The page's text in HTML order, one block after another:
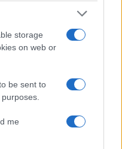
storage
on web or
be sent to
me
di…